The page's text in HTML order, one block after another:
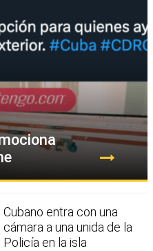
Cubano entra con una
cámara a una unida de la
Policía en la isla